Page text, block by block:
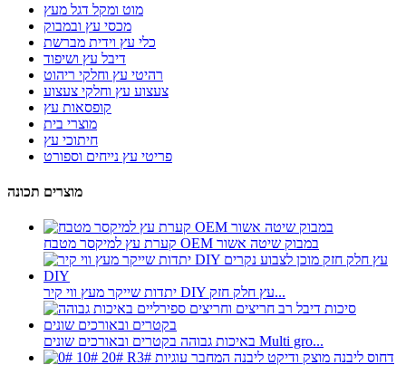
מוט ומקל דגל מעץ
מכסי עץ ובמבוק
כלי עץ וידית מברשת
דיבל עץ ושיפוד
רהיטי עץ וחלקי ריהוט
צעצוע עץ וחלקי צעצוע
קופסאות עץ
מוצרי בית
חיתוכי עץ
פריטי עץ נייחים וספורט
מוצרים תכונה
קערת עץ למיקסר מטבח OEM במבוק שיטה אשור
יתדות שייקר מעץ ווי קיר DIY עץ חלק חזק...
באיכות גבוהה בקטרים ​​ובאורכים שונים Multi gro...